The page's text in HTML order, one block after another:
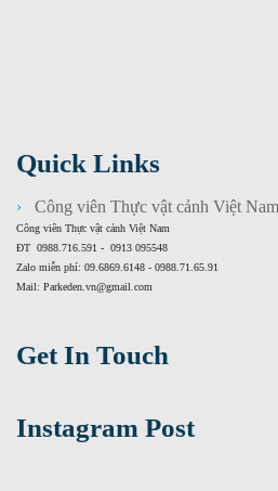
Quick Links
Công viên Thực vật cảnh Việt Nam
Công viên Thực vật cảnh Việt Nam
ĐT 0988.716.591 - 0913 095548
Zalo miễn phí: 09.6869.6148 - 0988.71.65.91
Mail: Parkeden.vn@gmail.com
Get In Touch
Instagram Post